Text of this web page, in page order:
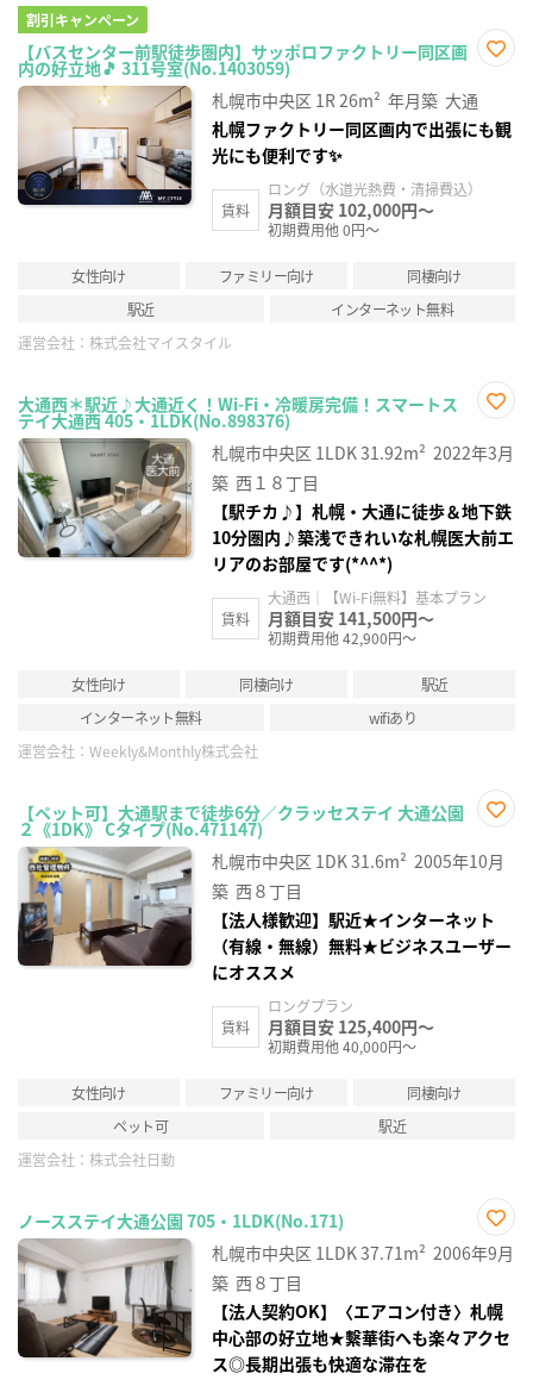
割引キャンペーン
【バスセンター前駅徒歩圏内】サッポロファクトリー同区画
内の好立地🎵 311号室(No.1403059)
録
札幌市中央区 1R26m² 年月築 大通
札幌ファクトリー同区画内で出張にも観
光にも便利です✨
賃料
ロング（水道光熱費・清掃費込）
月額目安 102,000円～
初期費用他 0円～
女性向け ファミリー向け
同棲向け
駅近
インターネット無料
運営会社： 株式会社マイスタイル
大通西＊駅近♪大通近く！Wi-Fi・冷暖房完備！スマートス
テイ大通西 405・1LDK(No.898376)
に入
り登
札幌市中央区 1LDK31.92m² 2022年3月
築 西１８丁目
【駅チカ♪】札幌・大通に徒歩＆地下鉄
10分圏内♪築浅できれいな札幌医大前エ
リアのお部屋です(*^^*)
賃料
大通西｜【Wi-Fi無料】基本プラン
月額目安 141,500円～
初期費用他 42,900円～
女性向け 同棲向け
駅近
インターネット無料
wifiあり
運営会社： Weekly&Monthly株式会社
【ペット可】大通駅まで徒歩6分／クラッセステイ 大通公園
２《1DK》 Cタイプ(No.471147)
に入
り登
札幌市中央区 1DK31.6m² 2005年10月
築 西８丁目
【法人様歓迎】駅近★インターネット
（有線・無線）無料★ビジネスユーザー
にオススメ
賃料
ロングプラン
月額目安 125,400円～
初期費用他 40,000円～
女性向け ファミリー向け
同棲向け
ペット可
駅近
運営会社： 株式会社日動
ノースステイ大通公園 705・1LDK(No.171)
お気
に入
札幌市中央区 1LDK37.71m² 2006年9月
築 西８丁目
【法人契約OK】〈エアコン付き〉札幌
中心部の好立地★繫華街へも楽々アクセ
ス◎長期出張も快適な滞在を